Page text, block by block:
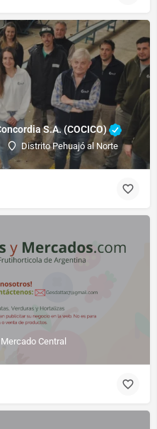
S.A. (COCICO)
Distrito Pehuajó al Norte
Mercado Central